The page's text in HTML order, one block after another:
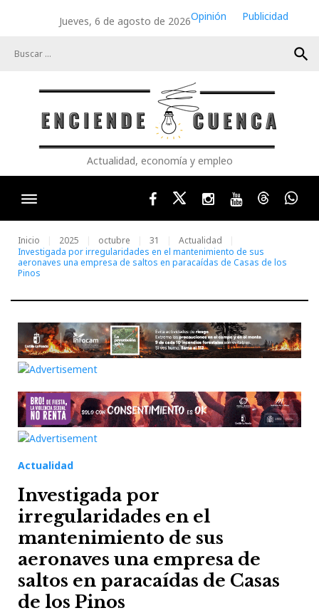
Jueves, 6 de agosto de 2026Opinión
Publicidad
search
Actualidad, economía y empleo
FacebookTwitterInstagram
YoutubeThreads
Inicio 2025 octubre 31
Actualidad
Investigada por irregularidades en el mantenimiento de sus
aeronaves una empresa de saltos en paracaídas de Casas de los
Pinos
Actualidad
Investigada por
irregularidades en el
mantenimiento de sus
aeronaves una empresa de
saltos en paracaídas de Casas
de los Pinos